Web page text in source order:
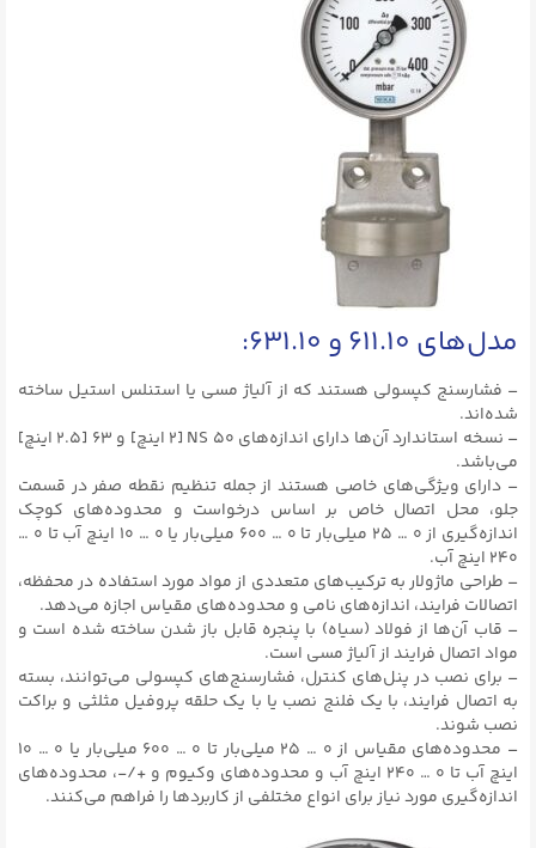
مدل‌های ۶۱۱.۱۰ و ۶۳۱.۱۰:
– فشارسنج کپسولی هستند که از آلیاژ مسی یا استنلس استیل ساخته
شده‌اند.
– نسخه استاندارد آن‌ها دارای اندازه‌های NS ۵۰ [۲ اینچ] و ۶۳ [۲.۵ اینچ]
می‌باشد.
– دارای ویژگی‌های خاصی هستند از جمله تنظیم نقطه صفر در قسمت
جلو، محل اتصال خاص بر اساس درخواست و محدوده‌های کوچک
اندازه‌گیری از ۰ … ۲۵ میلی‌بار تا ۰ … ۶۰۰ میلی‌بار یا ۰ … ۱۰ اینچ آب تا ۰ …
۲۴۰ اینچ آب.
– طراحی ماژولار به ترکیب‌های متعددی از مواد مورد استفاده در محفظه،
اتصالات فرایند، اندازه‌های نامی و محدوده‌های مقیاس اجازه می‌دهد.
– قاب آن‌ها از فولاد (سیاه) با پنجره قابل باز شدن ساخته شده است و
مواد اتصال فرایند از آلیاژ مسی است.
– برای نصب در پنل‌های کنترل، فشارسنج‌های کپسولی می‌توانند، بسته
به اتصال فرایند، با یک فلنج نصب یا با یک حلقه پروفیل مثلثی و براکت
نصب شوند.
– محدوده‌های مقیاس از ۰ … ۲۵ میلی‌بار تا ۰ … ۶۰۰ میلی‌بار یا ۰ … ۱۰
اینچ آب تا ۰ … ۲۴۰ اینچ آب و محدوده‌های وکیوم و +/-، محدوده‌های
اندازه‌گیری مورد نیاز برای انواع مختلفی از کاربردها را فراهم می‌کنند.